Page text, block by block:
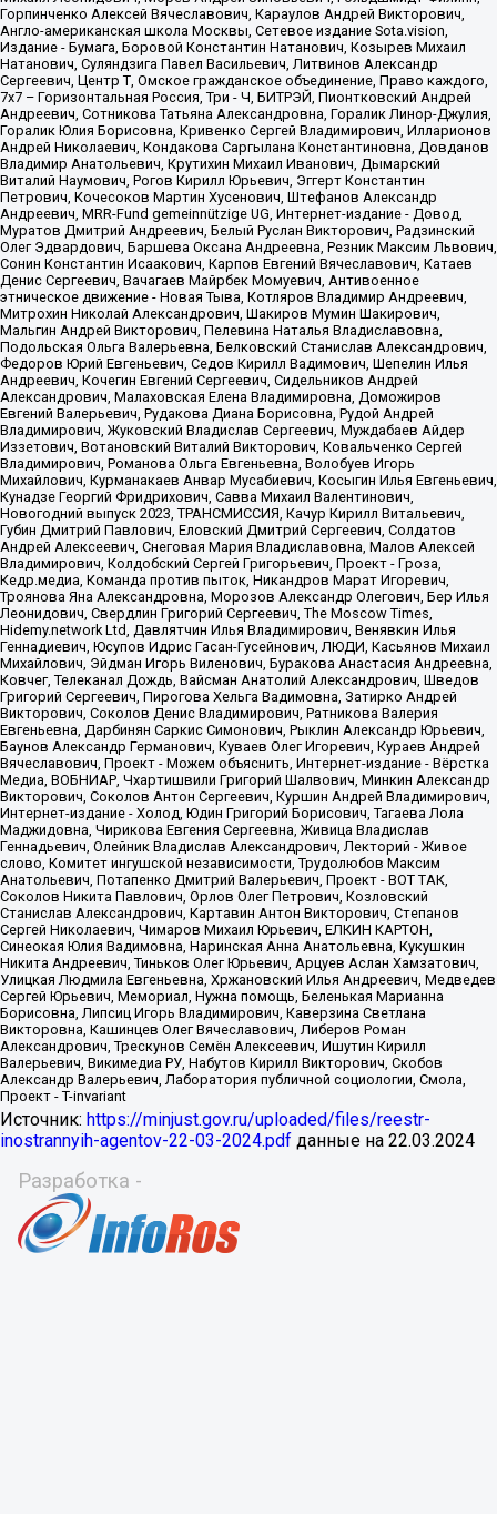
Источник: https://minjust.gov.ru/uploaded/files/reestr-
inostrannyih-agentov-22-03-2024.pdf данные на 22.03.2024
Разработка -